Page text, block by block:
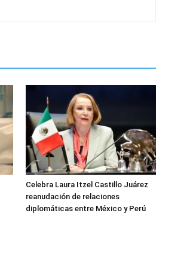
Celebra Laura Itzel Castillo Juárez
reanudación de relaciones
diplomáticas entre México y Perú